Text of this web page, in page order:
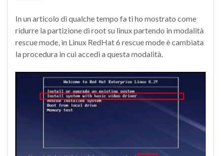
In un articolo di qualche tempo fa ti ho mostrato come
ridurre la partizione di root su linux partendo in modalità
rescue mode, in Linux RedHat 6 rescue mode è cambiata
la procedura in cui accedi a questa modalità.